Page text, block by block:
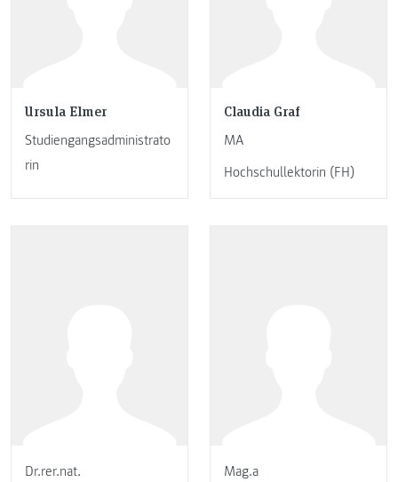
Ursula Elmer
Studiengangsadministrato
rin
Claudia Graf
MA
Hochschullektorin (FH)
Dr.rer.nat. Mag.a